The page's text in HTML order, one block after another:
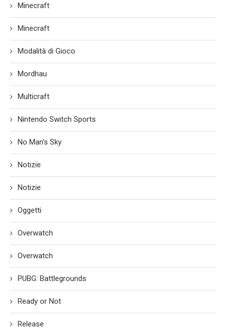
Minecraft
Minecraft
Modalità di Gioco
Mordhau
Multicraft
Nintendo Switch Sports
No Man's Sky
Notizie
Notizie
Oggetti
Overwatch
Overwatch
PUBG: Battlegrounds
Ready or Not
Release